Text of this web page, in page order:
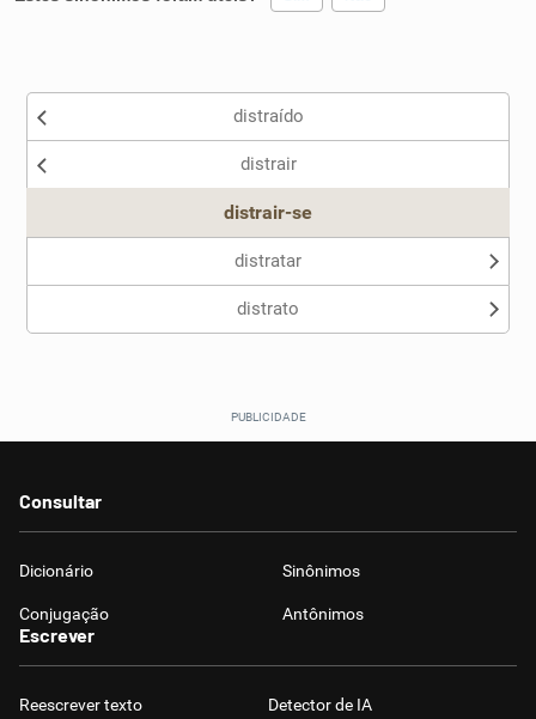
Nenhum dos sinônimos apresentados me ajudou
distraído
distrair
distrair-se
distratar
distrato
Consultar
Dicionário Sinônimos
Conjugação Antônimos
Escrever
Reescrever texto Detector de IA